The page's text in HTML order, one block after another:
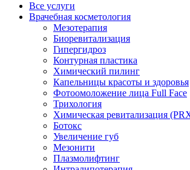
Все услуги
Врачебная косметология
Мезотерапия
Биоревитализация
Гипергидроз
Контурная пластика
Химический пилинг
Капельницы красоты и здоровья
Фотоомоложение лица Full Face
Трихология
Химическая ревитализация
Ботокс
Увеличение губ
Мезонити
Плазмолифтинг